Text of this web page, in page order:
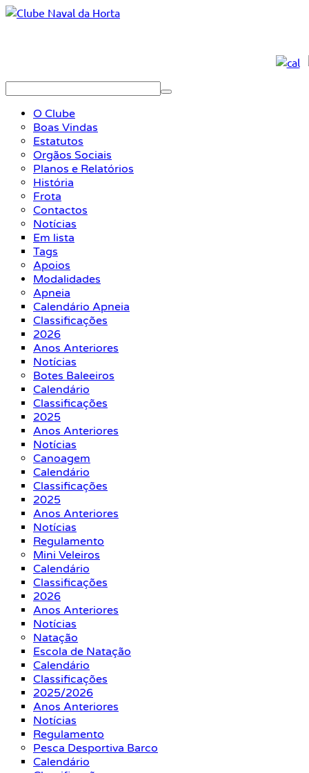
O Clube
Boas Vindas
Estatutos
Orgãos Sociais
Planos e Relatórios
História
Frota
Contactos
Notícias
Em lista
Tags
Apoios
Modalidades
Apneia
Calendário Apneia
Classificações
2026
Anos Anteriores
Notícias
Botes Baleeiros
Calendário
Classificações
2025
Anos Anteriores
Notícias
Canoagem
Calendário
Classificações
2025
Anos Anteriores
Notícias
Regulamento
Mini Veleiros
Calendário
Classificações
2026
Anos Anteriores
Notícias
Natação
Escola de Natação
Calendário
Classificações
2025/2026
Anos Anteriores
Notícias
Regulamento
Pesca Desportiva Barco
Calendário